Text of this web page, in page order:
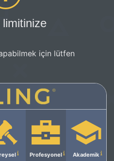
için lütfen
Profesyonel Akademik